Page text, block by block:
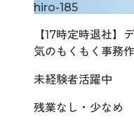
hiro-185
【17時定時退社】
気のもくもく事務
未経験者活躍中
残業なし・少なめ